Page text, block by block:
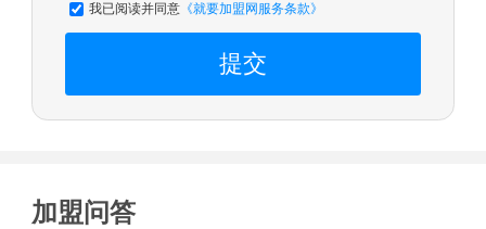
我已阅读并同意《就要加盟网服务条款》
提交
加盟问答